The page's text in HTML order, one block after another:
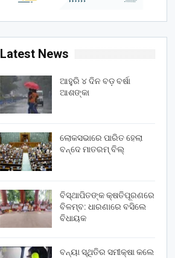
Latest News
ଆହୁରି ୪ ଦିନ ବଡ଼ ବର୍ଷା
ଆଶଙ୍କା
ଲୋକସଭାରେ ପାରିତ ହେଲା
ବନ୍ଦେ ମାତରମ୍‌ ବିଲ୍‌
ବିସ୍ଥାପିତଙ୍କ କ୍ଷତିପୂରଣରେ
ବିଳମ୍ବ: ଧାରଣାରେ ବସିଲେ
ବିଧାୟକ
ବନ୍ୟା ସ୍ଥିତିର ସମୀକ୍ଷା କଲେ